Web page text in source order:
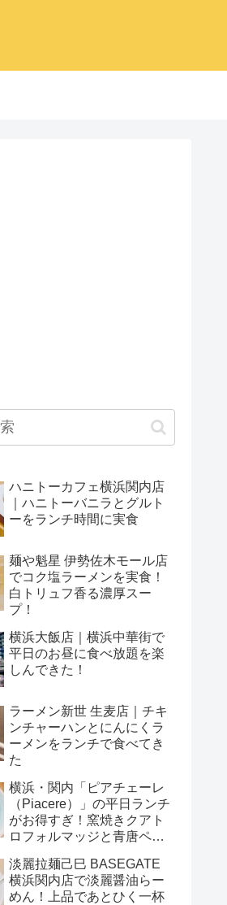
ハニトーカフェ横浜関内店
｜ハニトーバニラとグルト
ーをランチ時間に実食
麺や魁星 伊勢佐木モール店
でコク塩ラーメンを実食！
白トリュフ香る濃厚スー
プ！
横浜大飯店｜横浜中華街で
平日のお昼に食べ放題を楽
しんできた！
ラーメン新世 生麦店｜チキ
ンチャーハンとにんにくラ
ーメンをランチで食べてき
た
横浜・関内「ピアチェーレ
（Piacere）」の平日ランチ
がお得すぎ！窯焼きクアト
ロフォルマッジと青唐ペペ
淡麗拉麺己巳 BASEGATE
横浜関内店で淡麗醤油らー
めん！上品であとひく一杯